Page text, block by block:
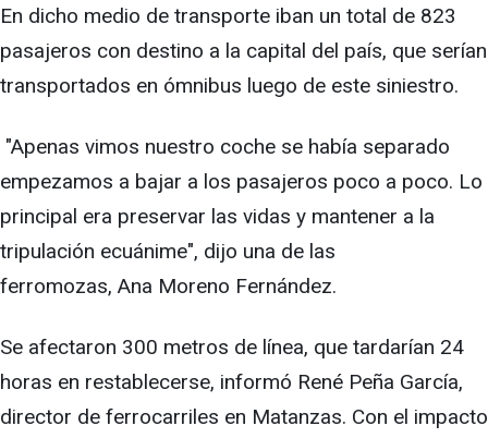
En dicho medio de transporte iban un total de 823
pasajeros con destino a la capital del país, que serían
transportados en ómnibus luego de este siniestro.
"Apenas vimos nuestro coche se había separado
empezamos a bajar a los pasajeros poco a poco. Lo
principal era preservar las vidas y mantener a la
tripulación ecuánime", dijo una de las
ferromozas, Ana Moreno Fernández.
Se afectaron 300 metros de línea, que tardarían 24
horas en restablecerse, informó René Peña García,
director de ferrocarriles en Matanzas. Con el impacto